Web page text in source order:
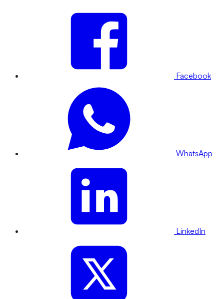
Facebook
WhatsApp
LinkedIn